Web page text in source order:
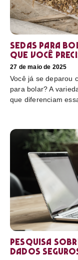
Sedas para
que você
27 de maio de 2025
Você já se deparou
para bolar? A
que diferenciam
Pesquisa
dados